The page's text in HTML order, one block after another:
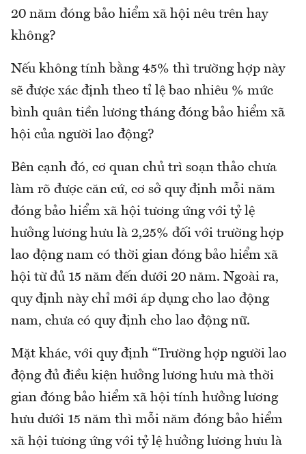
20 năm đóng bảo hiểm xã hội nêu trên hay
không?
Nếu không tính bằng 45% thì trường hợp này
sẽ được xác định theo tỉ lệ bao nhiêu % mức
bình quân tiền lương tháng đóng bảo hiểm xã
hội của người lao động?
Bên cạnh đó, cơ quan chủ trì soạn thảo chưa
làm rõ được căn cứ, cơ sở quy định mỗi năm
đóng bảo hiểm xã hội tương ứng với tỷ lệ
hưởng lương hưu là 2,25% đối với trường hợp
lao động nam có thời gian đóng bảo hiểm xã
hội từ đủ 15 năm đến dưới 20 năm. Ngoài ra,
quy định này chỉ mới áp dụng cho lao động
nam, chưa có quy định cho lao động nữ.
Mặt khác, với quy định “Trường hợp người lao
động đủ điều kiện hưởng lương hưu mà thời
gian đóng bảo hiểm xã hội tính hưởng lương
hưu dưới 15 năm thì mỗi năm đóng bảo hiểm
xã hội tương ứng với tỷ lệ hưởng lương hưu là